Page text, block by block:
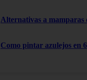
Alternativas a mamparas
Como pintar azulejos en